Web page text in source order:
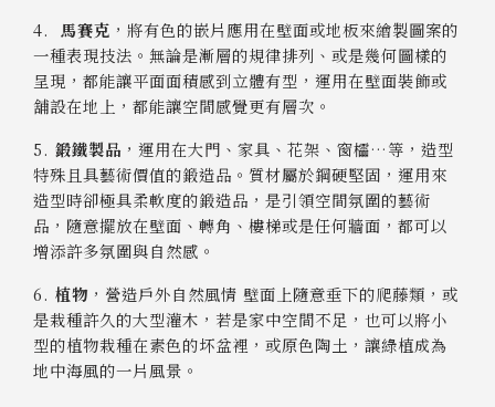
4.
馬賽克 ，將有色的嵌片應用在壁面或地板來繪製圖案的
一種表現技法。無論是漸層的規律排列、或是幾何圖樣的
呈現，都能讓平面面積感到立體有型，運用在壁面裝飾或
舖設在地上，都能讓空間感覺更有層次。
5. 鍛鐵製品 ，運用在大門、家具、花架、窗櫺…等，造型
特殊且具藝術價值的鍛造品。質材屬於鋼硬堅固，運用來
造型時卻極具柔軟度的鍛造品，是引領空間氛圍的藝術
品，隨意擺放在壁面、轉角、樓梯或是任何牆面，都可以
增添許多氛圍與自然感。
6. 植物 ，營造戶外自然風情 壁面上隨意垂下的爬藤類，或
是栽種許久的大型灌木，若是家中空間不足，也可以將小
型的植物栽種在素色的坏盆裡，或原色陶土，讓綠植成為
地中海風的一片風景。